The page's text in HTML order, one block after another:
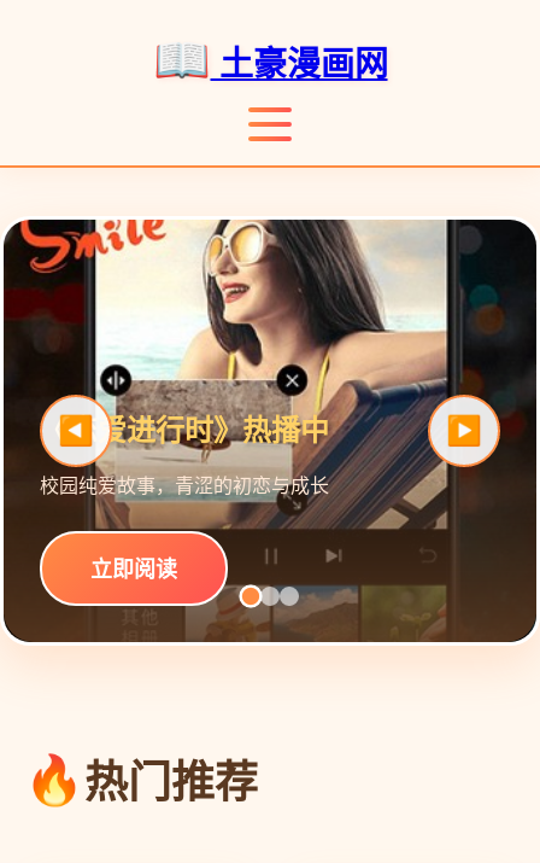
土豪漫画网
《恋爱进行时》热播中
校园纯爱故事，青涩的初恋与成长
立即阅读
热门推荐